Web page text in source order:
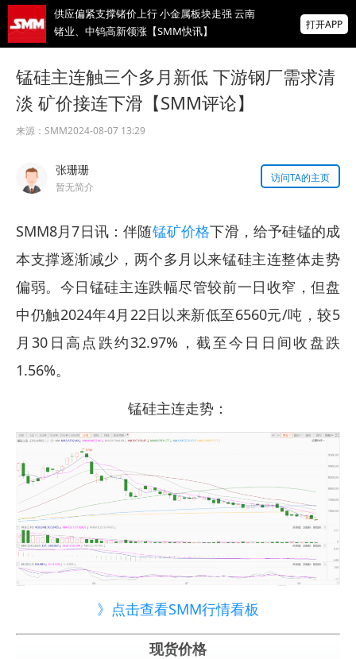
供应偏紧支撑锗价上行 小金属板块走强 云南
锗业、中钨高新领涨【SMM快讯】
超5%、闪迪跌超8%，金价升至近两月高位
IMF披露：加纳央行去年买黄金亏损19亿美
元
为有色行业打造的神器
打开APP
锰硅主连触三个多月新低 下游钢厂需求清
淡 矿价接连下滑【SMM评论】
来源： SMM2024-08-07 13:29
张珊珊
暂无简介
访问TA的主页
SMM8月7日讯：伴随锰矿价格下滑，给予硅锰的成
本支撑逐渐减少，两个多月以来锰硅主连整体走势
偏弱。今日锰硅主连跌幅尽管较前一日收窄，但盘
中仍触2024年4月22日以来新低至6560元/吨，较5
月30日高点跌约32.97%，截至今日日间收盘跌
1.56%。
锰硅主连走势：
》点击查看SMM行情看板
现货价格